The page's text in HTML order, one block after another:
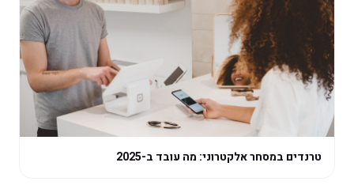
טרנדים במסחר אלקטרוני: מה עובד ב-2025